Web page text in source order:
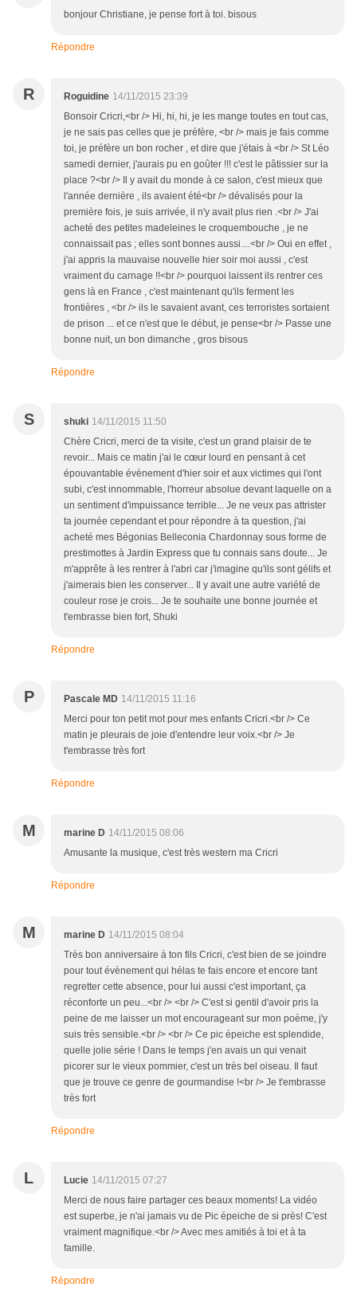
bonjour Christiane, je pense fort à toi. bisous
Répondre
R Roguidine 14/11/2015 23:39
Bonsoir Cricri,<br /> Hi, hi, hi, je les mange toutes en tout cas,
je ne sais pas celles que je préfère, <br /> mais je fais comme
toi, je préfère un bon rocher , et dire que j'étais à <br /> St Léo
samedi dernier, j'aurais pu en goûter !!! c'est le pâtissier sur la
place ?<br /> Il y avait du monde à ce salon, c'est mieux que
l'année dernière , ils avaient été<br /> dévalisés pour la
première fois, je suis arrivée, il n'y avait plus rien .<br /> J'ai
acheté des petites madeleines le croquembouche , je ne
connaissait pas ; elles sont bonnes aussi....<br /> Oui en effet ,
j'ai appris la mauvaise nouvelle hier soir moi aussi , c'est
vraiment du carnage !!<br /> pourquoi laissent ils rentrer ces
gens là en France , c'est maintenant qu'ils ferment les
frontières , <br /> ils le savaient avant, ces terroristes sortaient
de prison ... et ce n'est que le début, je pense<br /> Passe une
bonne nuit, un bon dimanche , gros bisous
Répondre
S shuki 14/11/2015 11:50
Chère Cricri, merci de ta visite, c'est un grand plaisir de te
revoir... Mais ce matin j'ai le cœur lourd en pensant à cet
épouvantable évènement d'hier soir et aux victimes qui l'ont
subi, c'est innommable, l'horreur absolue devant laquelle on a
un sentiment d'impuissance terrible... Je ne veux pas attrister
ta journée cependant et pour répondre à ta question, j'ai
acheté mes Bégonias Belleconia Chardonnay sous forme de
prestimottes à Jardin Express que tu connais sans doute... Je
m'apprête à les rentrer à l'abri car j'imagine qu'ils sont gélifs et
j'aimerais bien les conserver... Il y avait une autre variété de
couleur rose je crois... Je te souhaite une bonne journée et
t'embrasse bien fort, Shuki
Répondre
P Pascale MD 14/11/2015 11:16
Merci pour ton petit mot pour mes enfants Cricri.<br /> Ce
matin je pleurais de joie d'entendre leur voix.<br /> Je
t'embrasse très fort
Répondre
M marine D 14/11/2015 08:06
Amusante la musique, c'est très western ma Cricri
Répondre
M marine D 14/11/2015 08:04
Très bon anniversaire à ton fils Cricri, c'est bien de se joindre
pour tout évènement qui hélas te fais encore et encore tant
regretter cette absence, pour lui aussi c'est important, ça
réconforte un peu...<br /> <br /> C'est si gentil d'avoir pris la
peine de me laisser un mot encourageant sur mon poème, j'y
suis très sensible.<br /> <br /> Ce pic épeiche est splendide,
quelle jolie série ! Dans le temps j'en avais un qui venait
picorer sur le vieux pommier, c'est un très bel oiseau. Il faut
que je trouve ce genre de gourmandise !<br /> Je t'embrasse
très fort
Répondre
L Lucie 14/11/2015 07:27
Merci de nous faire partager ces beaux moments! La vidéo
est superbe, je n'ai jamais vu de Pic épeiche de si près! C'est
vraiment magnifique.<br /> Avec mes amitiés à toi et à ta
famille.
Répondre